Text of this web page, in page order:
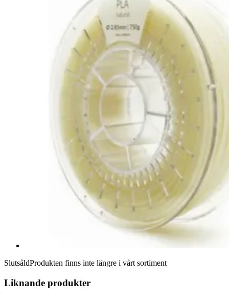
SlutsåldProdukten finns inte längre i vårt sortiment
Liknande produkter